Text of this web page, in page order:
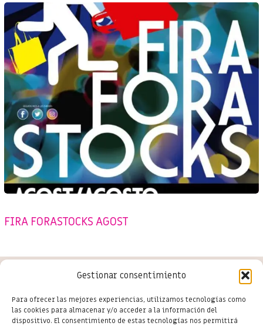
Gestionar consentimiento
Para ofrecer las mejores experiencias, utilizamos tecnologías como
las cookies para almacenar y/o acceder a la información del
dispositivo. El consentimiento de estas tecnologías nos permitirá
FIRA FORASTOCKS AGOST
Conoce las últimas novedades
del comercio en Salou